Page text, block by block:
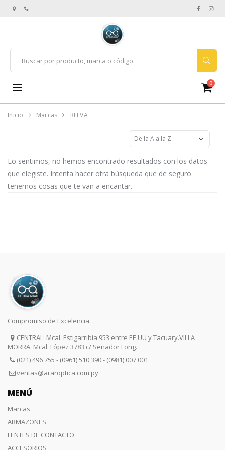
0
Inicio Marcas REEVA
Lo sentimos, no hemos encontrado resultados con los datos
que elegiste. Intenta hacer otra búsqueda que de seguro
tenemos cosas que te van a encantar.
Compromiso de Excelencia
CENTRAL: Mcal. Estigarribia 953 entre EE.UU y Tacuary.VILLA
MORRA: Mcal. López 3783 c/ Senador Long.
(021) 496 755 - (0961) 510 390 - (0981) 007 001
ventas@araroptica.com.py
MENÚ
Marcas
ARMAZONES
LENTES DE CONTACTO
ACCESORIOS